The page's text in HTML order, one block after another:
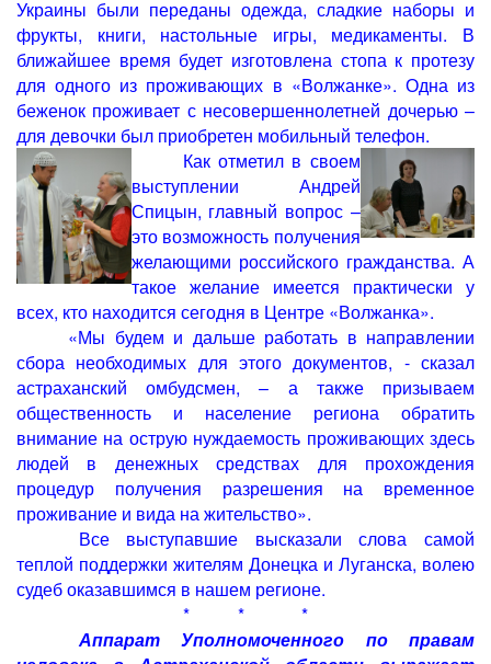
Украины были переданы одежда, сладкие наборы и
фрукты, книги, настольные игры, медикаменты. В
ближайшее время будет изготовлена стопа к протезу
для одного из проживающих в «Волжанке». Одна из
беженок проживает с несовершеннолетней дочерью –
для девочки был приобретен мобильный телефон.
Как отметил в своем
выступлении Андрей
Спицын, главный вопрос –
это возможность получения
желающими российского гражданства. А
такое желание имеется практически у
всех, кто находится сегодня в Центре «Волжанка».
«Мы будем и дальше работать в направлении
сбора необходимых для этого документов, - сказал
астраханский омбудсмен, – а также призываем
общественность и население региона обратить
внимание на острую нуждаемость проживающих здесь
людей в денежных средствах для прохождения
процедур получения разрешения на временное
проживание и вида на жительство».
Все выступавшие высказали слова самой
теплой поддержки жителям Донецка и Луганска, волею
судеб оказавшимся в нашем регионе.
*
*
*
Аппарат Уполномоченного по правам